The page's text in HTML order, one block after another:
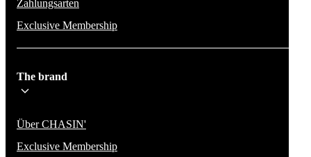
Zahlungsarten
Exclusive Membership
The brand
Über CHASIN'
Exclusive Membership